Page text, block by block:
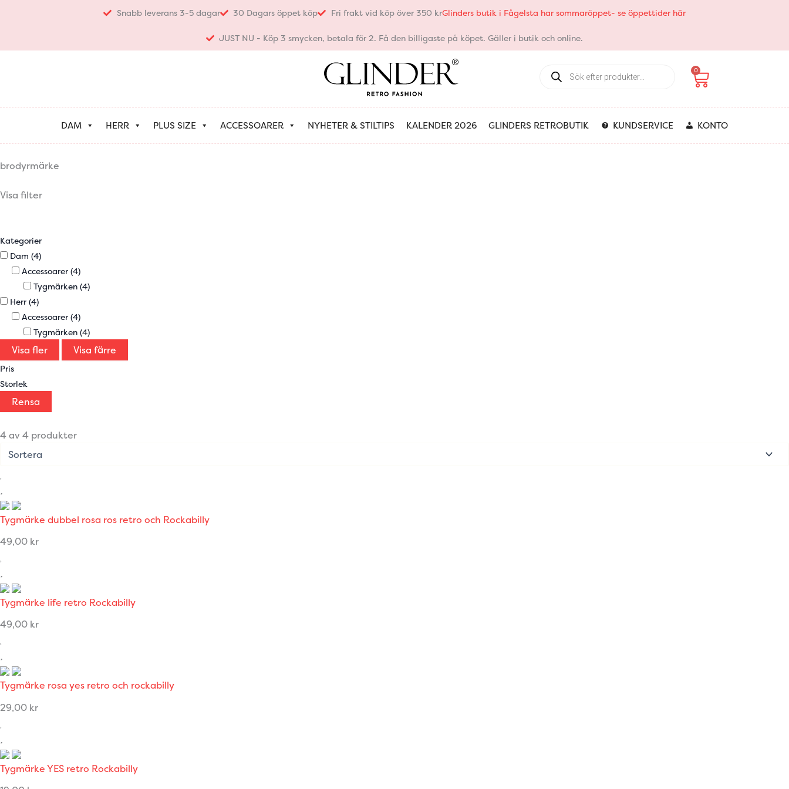
Snabb leverans 3-5 dagar 30 Dagars öppet köp Fri frakt vid köp över 350 krGlinders butik i Fågelsta har sommaröppet- se öppettider här
JUST NU - Köp 3 smycken, betala för 2. Få den billigaste på köpet. Gäller i butik och online.
search
0
Varukorg
DAM HERR PLUS SIZE ACCESSOARER NYHETER & STILTIPS KALENDER 2026 GLINDERS RETROBUTIK KUNDSERVICE KONTO
brodyrmärke
Visa filter
Kategorier
Dam (4)
Accessoarer (4)
Tygmärken (4)
Herr (4)
Accessoarer (4)
Tygmärken (4)
Visa fler Visa färre
Pris
Storlek
Rensa
4 av 4 produkter
Tygmärke dubbel rosa ros retro och Rockabilly
49,00 kr
Tygmärke life retro Rockabilly
49,00 kr
Tygmärke rosa yes retro och rockabilly
29,00 kr
Tygmärke YES retro Rockabilly